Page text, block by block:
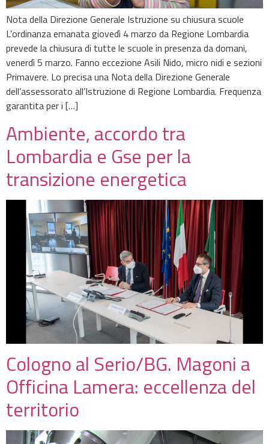
Nota della Direzione Generale Istruzione su chiusura scuole
L’ordinanza emanata giovedì 4 marzo da Regione Lombardia
prevede la chiusura di tutte le scuole in presenza da domani,
venerdì 5 marzo. Fanno eccezione Asili Nido, micro nidi e sezioni
Primavere. Lo precisa una Nota della Direzione Generale
dell’assessorato all’Istruzione di Regione Lombardia. Frequenza
garantita per i […]
Ambiente, accordo tra
Lombardia e Gse per la
transizione energetica
Cologno al Serio/BG. Magoni a
Officina Lamera: eccellenza del
territorio